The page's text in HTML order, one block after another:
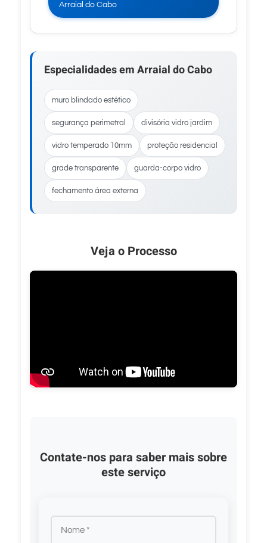
Arraial do Cabo
Especialidades em Arraial do Cabo
muro blindado estético
segurança perimetral divisória vidro jardim
vidro temperado 10mm proteção residencial
grade transparente guarda-corpo vidro
fechamento área externa
Veja o Processo
Contate-nos para saber mais sobre
este serviço